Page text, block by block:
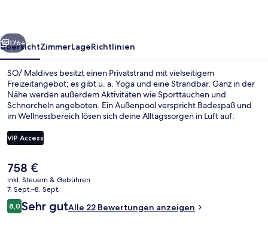
Weiter
176+
ÜbersichtZimmerLageRichtlinien
SO/ Maldives besitzt einen Privatstrand mit vielseitigem
Freizeitangebot; es gibt u. a. Yoga und eine Strandbar. Ganz in der
Nähe werden außerdem Aktivitäten wie Sporttauchen und
Schnorcheln angeboten. Ein Außenpool verspricht Badespaß und
im Wellnessbereich lösen sich deine Alltagssorgen in Luft auf:
und Pediküre. Das Gastronomieangebot umfasst 3 Restaurants und
2 Bars/Lounges. Dieses Hotel im luxuriösen Stil bietet als weitere
geöffneten Fitnessbereich sowie eine Sauna.
VIP Access
Der
aktuelle
Preis
beträgt
758 €.
758 €
inkl. Steuern & Gebühren
7. Sept.–8. Sept.
Bewertungen
8,08,0 von 10.
Sehr gutAlle 22 Bewertungen anzeigen